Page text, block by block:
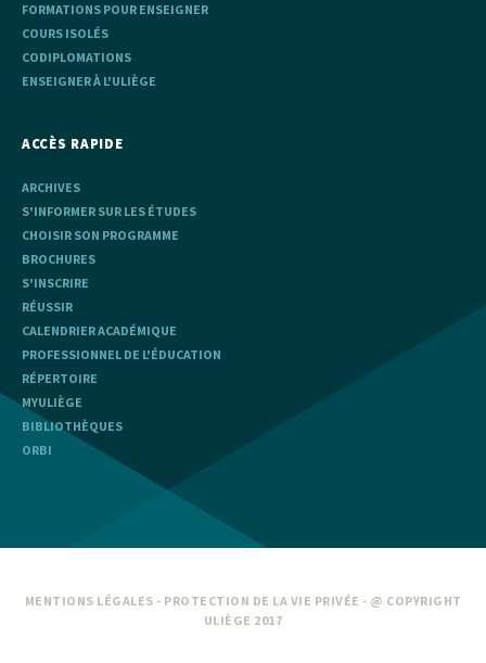
FORMATIONS POUR ENSEIGNER
COURS ISOLÉS
CODIPLOMATIONS
ENSEIGNER À L'ULIÈGE
ACCÈS RAPIDE
ARCHIVES
S'INFORMER SUR LES ÉTUDES
CHOISIR SON PROGRAMME
BROCHURES
S'INSCRIRE
RÉUSSIR
CALENDRIER ACADÉMIQUE
PROFESSIONNEL DE L'ÉDUCATION
RÉPERTOIRE
MYULIÈGE
BIBLIOTHÈQUES
ORBI
MENTIONS LÉGALES - PROTECTION DE LA VIE PRIVÉE - @ COPYRIGHT
ULIÈGE 2017